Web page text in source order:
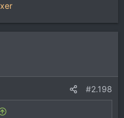
#2.198